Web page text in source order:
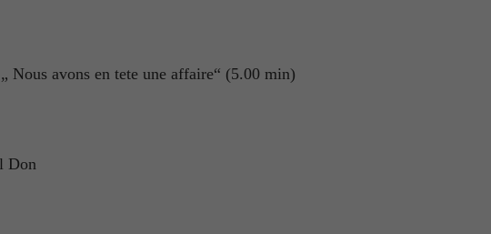
Nous avons en tete une affaire“ (5.00 min)
Don